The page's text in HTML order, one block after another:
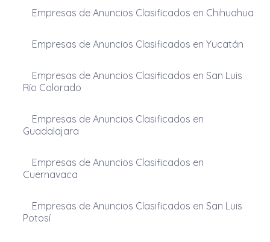
Empresas de Anuncios Clasificados en Chihuahua
Empresas de Anuncios Clasificados en Yucatán
Empresas de Anuncios Clasificados en San Luis
Río Colorado
Empresas de Anuncios Clasificados en
Guadalajara
Empresas de Anuncios Clasificados en
Cuernavaca
Empresas de Anuncios Clasificados en San Luis
Potosí